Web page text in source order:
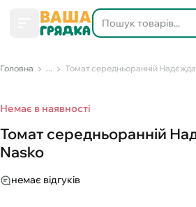
Головна ... Томат середньоранній
Немає в наявності
Томат середньоранній
Nasko
немає відгуків